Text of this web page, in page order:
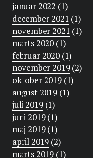
januar 2022 (1)
december 2021 (1)
november 2021 (1)
marts 2020 (1)
februar 2020 (1)
november 2019 (2)
oktober 2019 (1)
august 2019 (1)
juli 2019 (1)
juni 2019 (1)
maj 2019 (1)
april 2019 (2)
marts 2019 (1)